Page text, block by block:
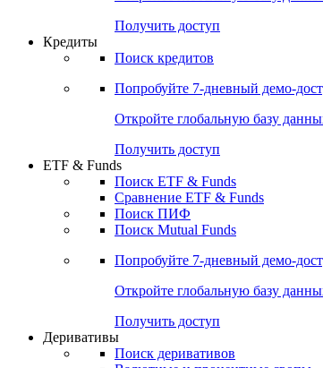
Попробуйте7-дневный
Откройте глобальную базу данных
Получить доступ
Кредиты
Поиск кредитов
Попробуйте7-дневный
Откройте глобальную базу данных
Получить доступ
ETF & Funds
Поиск ETF & Funds
Сравнение ETF & Funds
Поиск ПИФ
Поиск Mutual Funds
Попробуйте7-дневный
Откройте глобальную базу данных